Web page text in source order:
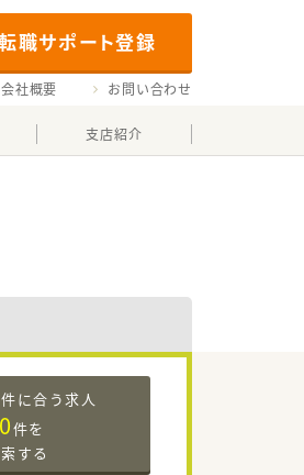
転職サポート登録
会社概要 お問い合わせ
支店紹介
に合う求人
件を
する